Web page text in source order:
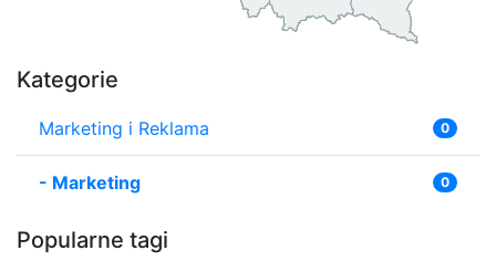
Kategorie
Marketing i Reklama 0
- Marketing 0
Popularne tagi